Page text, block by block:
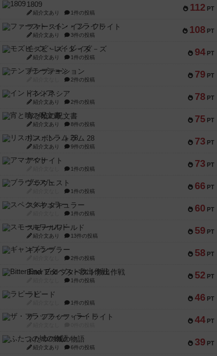
112 PT
1809
紹介文あり 1件の投稿
108 PT
ファースト・イン・フライト
紹介文あり 3件の投稿
94 PT
モズビ－ズ・レイダ－ズ
紹介文あり 1件の投稿
79 PT
テンプテーション
2件の投稿
78 PT
インドネシア
紹介文あり 2件の投稿
75 PT
宵と暁の呪文書
紹介文あり 8件の投稿
73 PT
リスボン・トラム 28
紹介文あり 9件の投稿
73 PT
アマナイト
1件の投稿
66 PT
ブラヴェスト
1件の投稿
60 PT
スペクタキュラー
1件の投稿
59 PT
スモールワールド
紹介文あり 13件の投稿
58 PT
ギャンブラー
2件の投稿
52 PT
Bitter End ブタペスト救出作戦
1件の投稿
46 PT
ラピード
1件の投稿
44 PT
ザ・フラッフィー・ライト
39 PT
ふたつの城の物語
紹介文あり 6件の投稿